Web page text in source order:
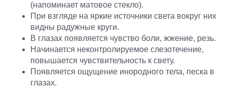
(напоминает матовое стекло).
При взгляде на яркие источники света вокруг них
видны радужные круги.
В глазах появляется чувство боли, жжение, резь.
Начинается неконтролируемое слезотечение,
повышается чувствительность к свету.
Появляется ощущение инородного тела, песка в
глазах.